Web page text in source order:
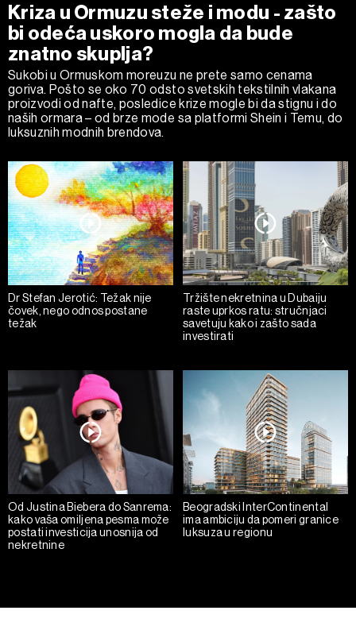
Kriza u Ormuzu steže i modu - zašto
bi odeća uskoro mogla da bude
znatno skuplja?
Sukobi u Ormuskom moreuzu ne prete samo cenama
goriva. Pošto se oko 70 odsto svetskih tekstilnih vlakana
proizvodi od nafte, posledice krize mogle bi da stignu i do
naših ormara – od brze mode sa platformi Shein i Temu, do
luksuznih modnih brendova.
Dr Stefan Jerotić: Težak nije
čovek, nego odnos postane
težak
Tržište nekretnina u Dubaiju
raste uprkos ratu: stručnjaci
savetuju kako i zašto sada
investirati
Od Justina Biebera do Sanrema:
kako vaša omiljena pesma može
postati investicija unosnija od
nekretnine
Beogradski InterContinental
ima ambiciju da pomeri granice
luksuza u regionu